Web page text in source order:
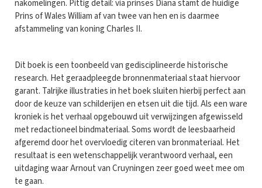
nakomelingen. Pittig detail: via prinses Diana stamt de huidige
Prins of Wales William af van twee van hen en is daarmee
afstammeling van koning Charles II.
Dit boek is een toonbeeld van gedisciplineerde historische
research. Het geraadpleegde bronnenmateriaal staat hiervoor
garant. Talrijke illustraties in het boek sluiten hierbij perfect aan
door de keuze van schilderijen en etsen uit die tijd. Als een ware
kroniek is het verhaal opgebouwd uit verwijzingen afgewisseld
met redactioneel bindmateriaal. Soms wordt de leesbaarheid
afgeremd door het overvloedig citeren van bronmateriaal. Het
resultaat is een wetenschappelijk verantwoord verhaal, een
uitdaging waar Arnout van Cruyningen zeer goed weet mee om
te gaan.